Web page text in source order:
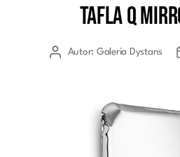
TAFLA Q
AutorAutor: Galeria Dystans